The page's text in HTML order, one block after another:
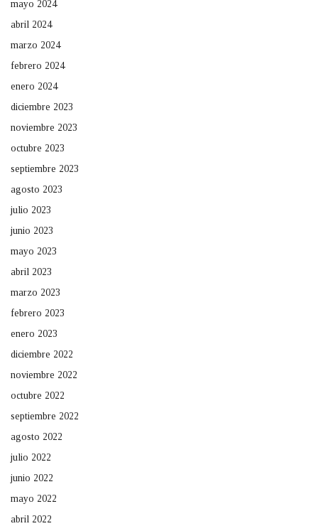
mayo 2024
abril 2024
marzo 2024
febrero 2024
enero 2024
diciembre 2023
noviembre 2023
octubre 2023
septiembre 2023
agosto 2023
julio 2023
junio 2023
mayo 2023
abril 2023
marzo 2023
febrero 2023
enero 2023
diciembre 2022
noviembre 2022
octubre 2022
septiembre 2022
agosto 2022
julio 2022
junio 2022
mayo 2022
abril 2022